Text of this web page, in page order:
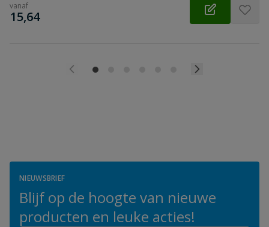
vanaf
€
15,64
NIEUWSBRIEF
Blijf op de hoogte van nieuwe
producten en leuke acties!